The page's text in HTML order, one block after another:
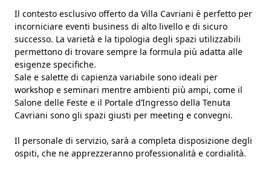
SERVIZI
Eventi
Cene aziendali
Compleanni
GALLERY
CONTATTI
Il contesto esclusivo offerto da Villa Cavriani è perfetto per
incorniciare eventi business di alto livello e di sicuro
successo. La varietà e la tipologia degli spazi utilizzabili
permettono di trovare sempre la formula più adatta alle
esigenze specifiche.
Sale e salette di capienza variabile sono ideali per
workshop e seminari mentre ambienti più ampi, come il
Salone delle Feste e il Portale d’Ingresso della Tenuta
Cavriani sono gli spazi giusti per meeting e convegni.
Il personale di servizio, sarà a completa disposizione degli
ospiti, che ne apprezzeranno professionalità e cordialità.